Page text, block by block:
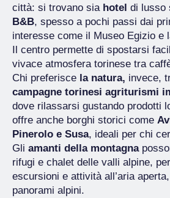
città: si trovano sia hotel di lusso
B&B, spesso a pochi passi dai
interesse come il Museo Egizio e
Il centro permette di spostarsi
vivace atmosfera torinese tra
Chi preferisce la natura, invece,
campagne torinesi agriturismi
dove rilassarsi gustando prodotti
offre anche borghi storici come
Pinerolo e Susa, ideali per chi
Gli amanti della montagna
rifugi e chalet delle valli alpine,
escursioni e attività all’aria
panorami alpini.